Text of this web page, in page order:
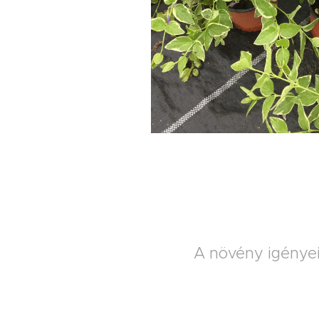
A növény